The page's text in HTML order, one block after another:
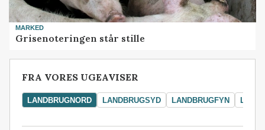
MARKED
Grisenoteringen står stille
FRA VORES UGEAVISER
LANDBRUGNORD LANDBRUGSYD LANDBRUGFYN